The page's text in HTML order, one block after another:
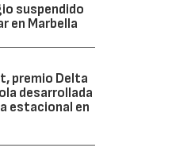
suspendido
en Marbella
premio Delta
desarrollada
estacional en